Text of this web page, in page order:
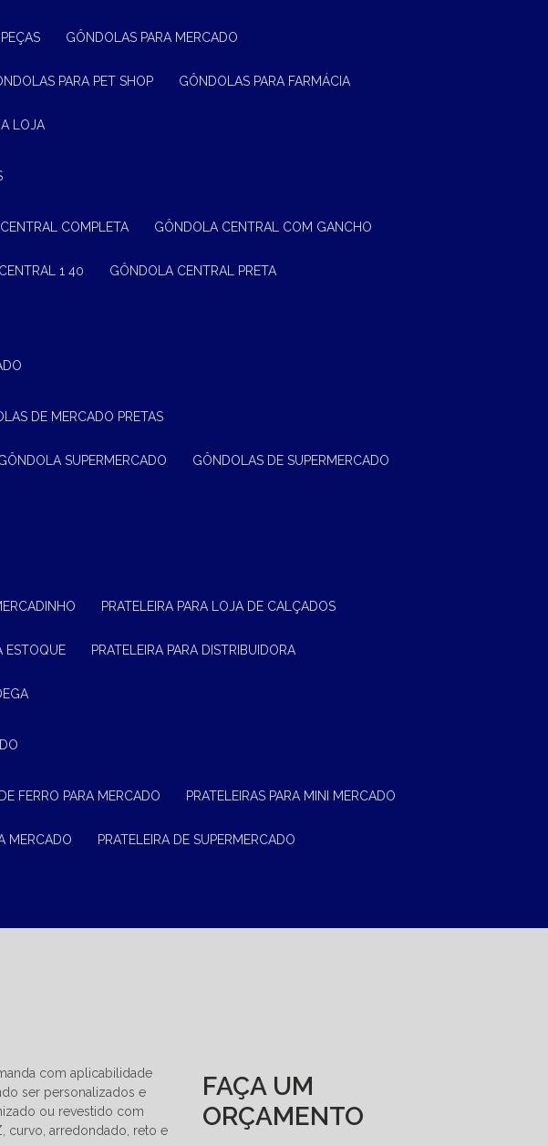
GÔNDOLAS PARA MERCADO
PARA PET SHOP GÔNDOLAS PARA FARMÁCIA
LOJA
CENTRAL COMPLETA GÔNDOLA CENTRAL COM GANCHO
1 40 GÔNDOLA CENTRAL PRETA
DE MERCADO PRETAS
GÔNDOLA SUPERMERCADO GÔNDOLAS DE SUPERMERCADO
PRATELEIRA PARA LOJA DE CALÇADOS
ESTOQUE PRATELEIRA PARA DISTRIBUIDORA
DE FERRO PARA MERCADO PRATELEIRAS PARA MINI MERCADO
MERCADO PRATELEIRA DE SUPERMERCADO
com aplicabilidade
ser personalizados e
ou revestido com
curvo, arredondado, reto e
FAÇA UM
ORÇAMENTO